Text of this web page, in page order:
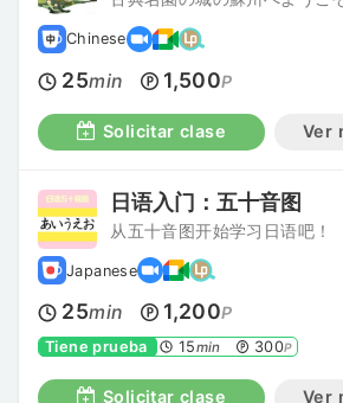
Chinese
25min 1,500P
Solicitar clase Ver
日语入门：五十音图
从五十音图开始学习日语吧！
Japanese
25min 1,200P
Tiene prueba 15min 300P
Solicitar clase Ver